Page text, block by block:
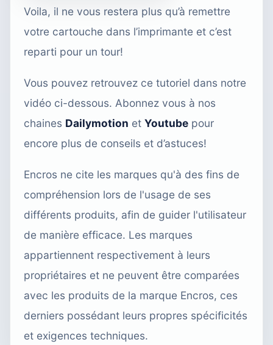
Voila, il ne vous restera plus qu’à remettre
votre cartouche dans l’imprimante et c’est
reparti pour un tour!
Vous pouvez retrouvez ce tutoriel dans notre
vidéo ci-dessous. Abonnez vous à nos
chaines Dailymotion et Youtube pour
encore plus de conseils et d’astuces!
Encros ne cite les marques qu'à des fins de
compréhension lors de l'usage de ses
différents produits, afin de guider l'utilisateur
de manière efficace. Les marques
appartiennent respectivement à leurs
propriétaires et ne peuvent être comparées
avec les produits de la marque Encros, ces
derniers possédant leurs propres spécificités
et exigences techniques.